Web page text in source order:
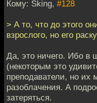
Кому: Sking, #128
> А то, что до этого
взрослого, но его
Да, это ничего. Ибо в
(некоторым это
преподаватели, но их
разоблачения. А
затеряться.